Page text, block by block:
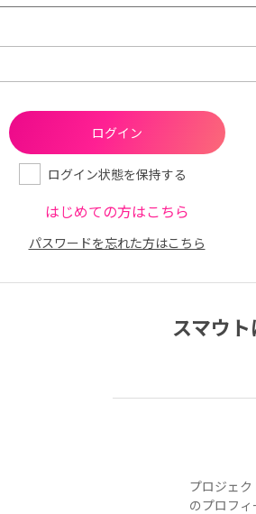
ログイン状態を保持する
はじめての方はこちら
パスワードを忘れた方はこちら
スマウ
プロジェ
のプロフ